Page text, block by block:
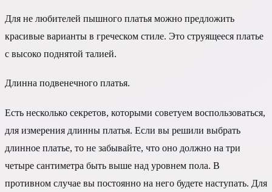
Для не любителей пышного платья можно предложить
красивые варианты в греческом стиле. Это струящееся платье
с высоко поднятой талией.
Длинна подвенечного платья.
Есть несколько секретов, которыми советуем воспользоваться,
для измерения длинны платья. Если вы решили выбрать
длинное платье, то не забывайте, что оно должно на три
четыре сантиметра быть выше над уровнем пола. В
противном случае вы постоянно на него будете наступать. Для